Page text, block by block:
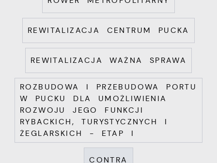
REWITALIZACJA CENTRUM PUCKA
REWITALIZACJA WAŻNA SPRAWA
ROZBUDOWA I PRZEBUDOWA PORTU
W PUCKU DLA UMOŻLIWIENIA
ROZWOJU JEGO FUNKCJI
RYBACKICH, TURYSTYCZNYCH I
ŻEGLARSKICH - ETAP I
CONTRA